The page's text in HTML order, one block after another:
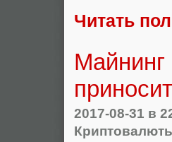
Читать
Майнинг
2017-08-31 в